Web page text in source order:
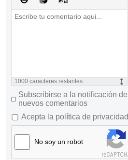
1000 caracteres restantes
Subscribirse a la notificación de
nuevos comentarios
Acepta la política de privacidad
No soy un robot